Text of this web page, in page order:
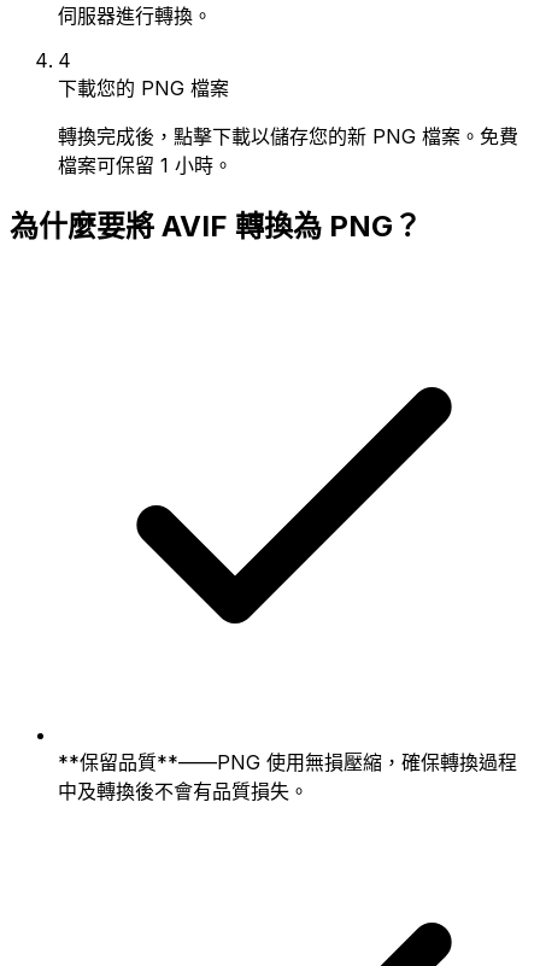
伺服器進行轉換。
4
下載您的 PNG 檔案
轉換完成後，點擊下載以儲存您的新 PNG 檔案。免費
檔案可保留 1 小時。
為什麼要將 AVIF 轉換為 PNG？
**保留品質**——PNG 使用無損壓縮，確保轉換過程
中及轉換後不會有品質損失。